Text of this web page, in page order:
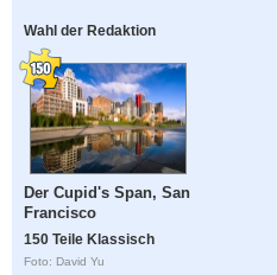
Wahl der Redaktion
Der Cupid's Span, San
Francisco
150 Teile Klassisch
Foto: David Yu